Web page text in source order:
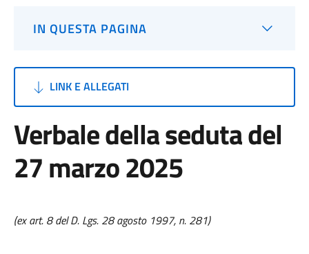
IN QUESTA PAGINA
LINK E ALLEGATI
Verbale della seduta del
27 marzo 2025
(ex art. 8 del D. Lgs. 28 agosto 1997, n. 281)